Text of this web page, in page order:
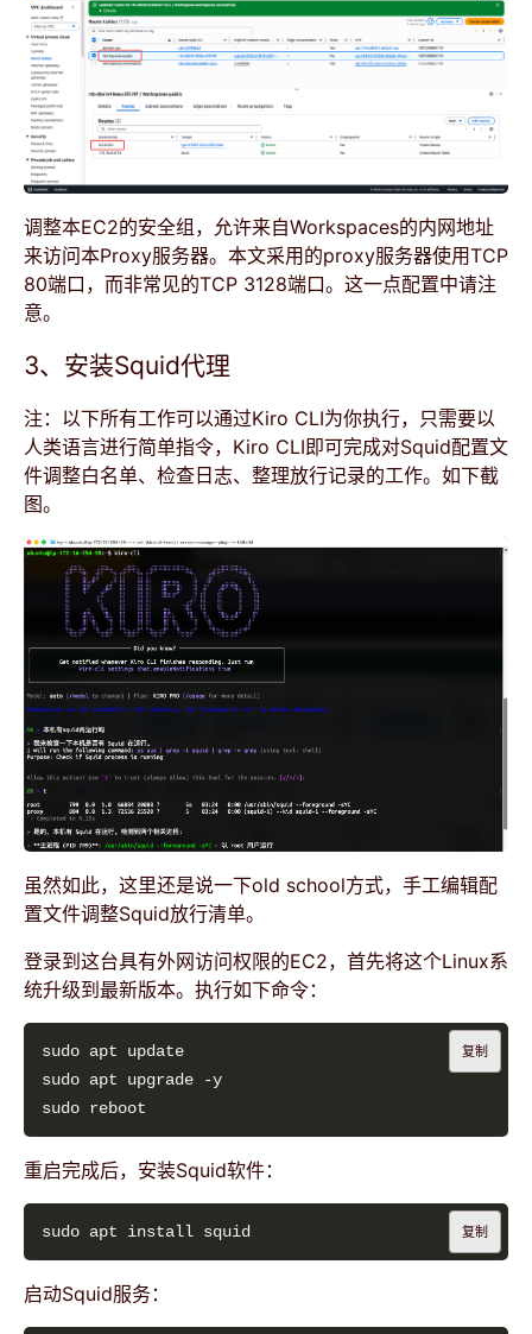
调整本EC2的安全组，允许来自Workspaces的内网地址
来访问本Proxy服务器。本文采用的proxy服务器使用TCP
80端口，而非常见的TCP 3128端口。这一点配置中请注
意。
3、安装Squid代理
注：以下所有工作可以通过Kiro CLI为你执行，只需要以
人类语言进行简单指令，Kiro CLI即可完成对Squid配置文
件调整白名单、检查日志、整理放行记录的工作。如下截
图。
虽然如此，这里还是说一下old school方式，手工编辑配
置文件调整Squid放行清单。
登录到这台具有外网访问权限的EC2，首先将这个Linux系
统升级到最新版本。执行如下命令：
复制
重启完成后，安装Squid软件：
复制
启动Squid服务：